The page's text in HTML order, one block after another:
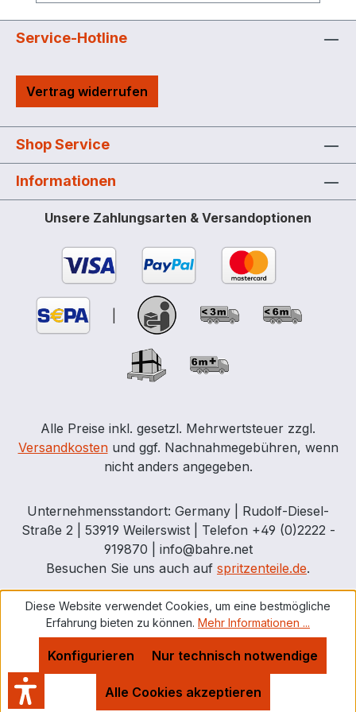
Service-Hotline
Vertrag widerrufen
Shop Service
Informationen
Unsere Zahlungsarten & Versandoptionen
Alle Preise inkl. gesetzl. Mehrwertsteuer zzgl.
Versandkostenund ggf. Nachnahmegebühren, wenn
nicht anders angegeben.
Unternehmensstandort: Germany | Rudolf-Diesel-
Straße 2 | 53919 Weilerswist | Telefon +49 (0)2222 -
919870 | info@bahre.net
Besuchen Sie uns auch auf spritzenteile.de.
Diese Website verwendet Cookies, um eine bestmögliche
Erfahrung bieten zu können. Mehr Informationen ...
Nur technisch notwendige
Konfigurieren
Alle Cookies akzeptieren